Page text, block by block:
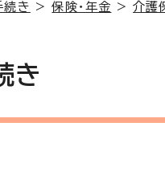
続き >保険・年金 >介護
き